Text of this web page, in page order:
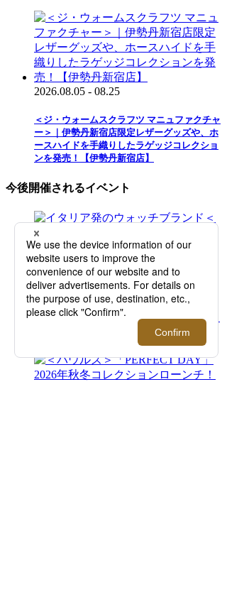
2026.08.05 - 08.25
＜ジ・ウォームスクラフツ マニュファクチャ
ー＞｜伊勢丹新宿店限定レザーグッズや、ホ
ースハイドを手織りしたラゲッジコレクショ
ンを発売！【伊勢丹新宿店】
今後開催されるイベント
2026.08.12 - 08.25
イタリア発のウォッチブランド＜ウニマティ
ック＞がメンズ館1Fでポップアップを開催！